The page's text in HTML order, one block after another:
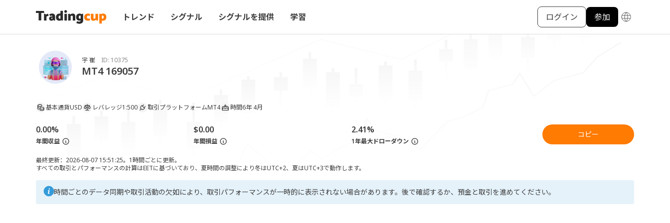
トレンド シグナル シグナルを提供 学習 ログイン 参加
宇 崔 ID: 10375
MT4 169057
基本通貨USD レバレッジ1:500 取引プラットフォームMT4 時間6年 4月
0.00%
年間収益
$0.00
年間損益
2.41%
1年最大ドローダウン
コピー
最終更新：2026-08-07 15:51:25。1時間ごとに更新。
すべての取引とパフォーマンスの計算はEETに基づいており、夏時間の調整により冬はUTC+2、夏はUTC+3で動作します。
時間ごとのデータ同期や取引活動の欠如により、取引パフォーマンスが一時的に表示されない場合があります。後で確認するか、預金と取引を進めてください。